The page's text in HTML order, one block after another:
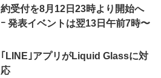
約受付を8月12日23時より開始へ
ｰ 発表イベントは翌13日午前7時〜
｢LINE｣アプリがLiquid Glassに対
応